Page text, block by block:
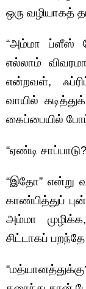
ஒரு வழியாகத்
“அம்மா ப்ளீஸ்
எல்லாம்
என்றவள்,
வாயில்
கைப்பையில்
“ஏண்டி
“இதோ” என்று
காண்பித்துப்
அம்மா
சிட்டாகப்